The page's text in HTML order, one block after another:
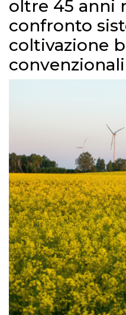
oltre 45 anni
confronto
coltivazione
convenzionali